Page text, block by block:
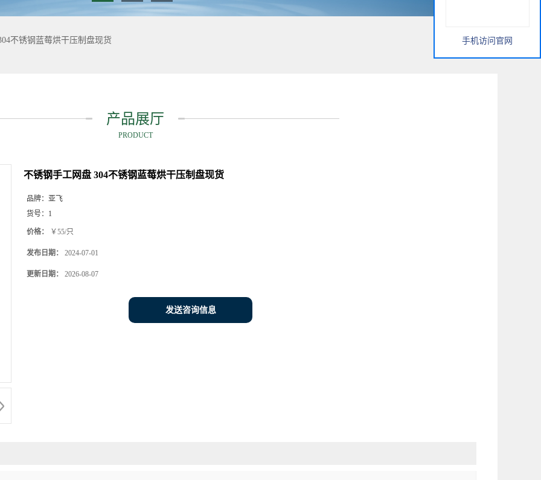
不锈钢蓝莓烘干压制盘现货
产品展厅
PRODUCT
不锈钢手工网盘 304不锈钢蓝莓烘干压制盘现货
品牌： 亚飞
货号： 1
价格： ￥55/只
发布日期： 2024-07-01
更新日期： 2026-08-07
发送咨询信息
手机访问官网